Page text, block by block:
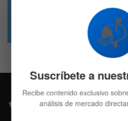
4.7k
Followers
📬
Suscríbete a
Recibe contenido exclusivo
análisis de mercado